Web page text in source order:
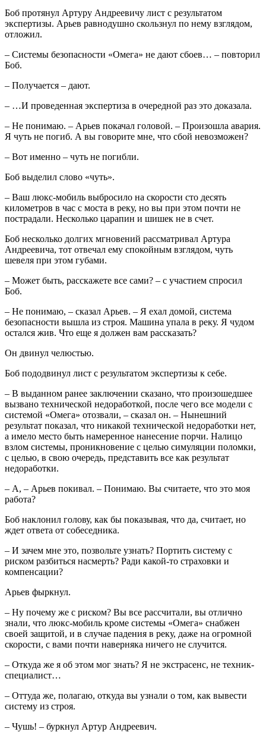
Боб протянул Артуру Андреевичу лист с результатом
экспертизы. Арьев равнодушно скользнул по нему взглядом,
отложил.
– Системы безопасности «Омега» не дают сбоев… – повторил
Боб.
– Получается – дают.
– …И проведенная экспертиза в очередной раз это доказала.
– Не понимаю. – Арьев покачал головой. – Произошла авария.
Я чуть не погиб. А вы говорите мне, что сбой невозможен?
– Вот именно – чуть не погибли.
Боб выделил слово «чуть».
– Ваш люкс-мобиль выбросило на скорости сто десять
километров в час с моста в реку, но вы при этом почти не
пострадали. Несколько царапин и шишек не в счет.
Боб несколько долгих мгновений рассматривал Артура
Андреевича, тот отвечал ему спокойным взглядом, чуть
шевеля при этом губами.
– Может быть, расскажете все сами? – с участием спросил
Боб.
– Не понимаю, – сказал Арьев. – Я ехал домой, система
безопасности вышла из строя. Машина упала в реку. Я чудом
остался жив. Что еще я должен вам рассказать?
Он двинул челюстью.
Боб пододвинул лист с результатом экспертизы к себе.
– В выданном ранее заключении сказано, что произошедшее
вызвано технической недоработкой, после чего все модели с
системой «Омега» отозвали, – сказал он. – Нынешний
результат показал, что никакой технической недоработки нет,
а имело место быть намеренное нанесение порчи. Налицо
взлом системы, проникновение с целью симуляции поломки,
с целью, в свою очередь, представить все как результат
недоработки.
– А, – Арьев покивал. – Понимаю. Вы считаете, что это моя
работа?
Боб наклонил голову, как бы показывая, что да, считает, но
ждет ответа от собеседника.
– И зачем мне это, позвольте узнать? Портить систему с
риском разбиться насмерть? Ради какой-то страховки и
компенсации?
Арьев фыркнул.
– Ну почему же с риском? Вы все рассчитали, вы отлично
знали, что люкс-мобиль кроме системы «Омега» снабжен
своей защитой, и в случае падения в реку, даже на огромной
скорости, с вами почти наверняка ничего не случится.
– Откуда же я об этом мог знать? Я не экстрасенс, не техник-
специалист…
– Оттуда же, полагаю, откуда вы узнали о том, как вывести
систему из строя.
– Чушь! – буркнул Артур Андреевич.